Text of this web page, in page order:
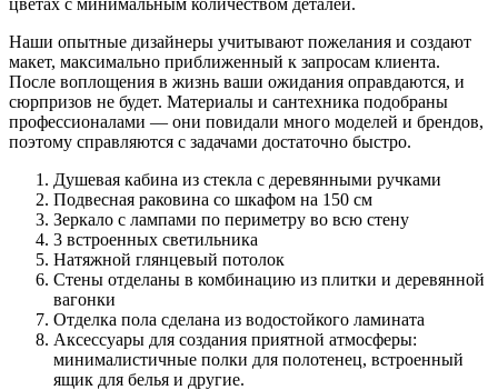
Наши опытные дизайнеры учитывают пожелания и создают
макет, максимально приближенный к запросам клиента.
После воплощения в жизнь ваши ожидания оправдаются, и
сюрпризов не будет. Материалы и сантехника подобраны
профессионалами — они повидали много моделей и брендов,
поэтому справляются с задачами достаточно быстро.
Душевая кабина из стекла с деревянными ручками
Подвесная раковина со шкафом на 150 см
Зеркало с лампами по периметру во всю стену
3 встроенных светильника
Натяжной глянцевый потолок
Стены отделаны в комбинацию из плитки и деревянной
вагонки
Отделка пола сделана из водостойкого ламината
Аксессуары для создания приятной атмосферы:
минималистичные полки для полотенец, встроенный
ящик для белья и другие.